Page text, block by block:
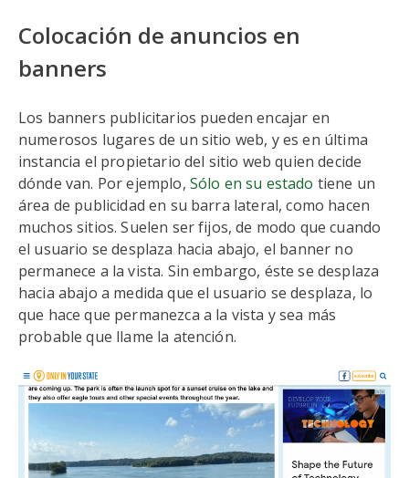
Colocación de anuncios en
banners
Los banners publicitarios pueden encajar en
numerosos lugares de un sitio web, y es en última
instancia el propietario del sitio web quien decide
dónde van. Por ejemplo, Sólo en su estado tiene un
área de publicidad en su barra lateral, como hacen
muchos sitios. Suelen ser fijos, de modo que cuando
el usuario se desplaza hacia abajo, el banner no
permanece a la vista. Sin embargo, éste se desplaza
hacia abajo a medida que el usuario se desplaza, lo
que hace que permanezca a la vista y sea más
probable que llame la atención.